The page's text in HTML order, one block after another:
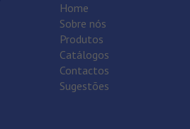
Home
Sobre nós
Produtos
Catálogos
Contactos
Sugestões